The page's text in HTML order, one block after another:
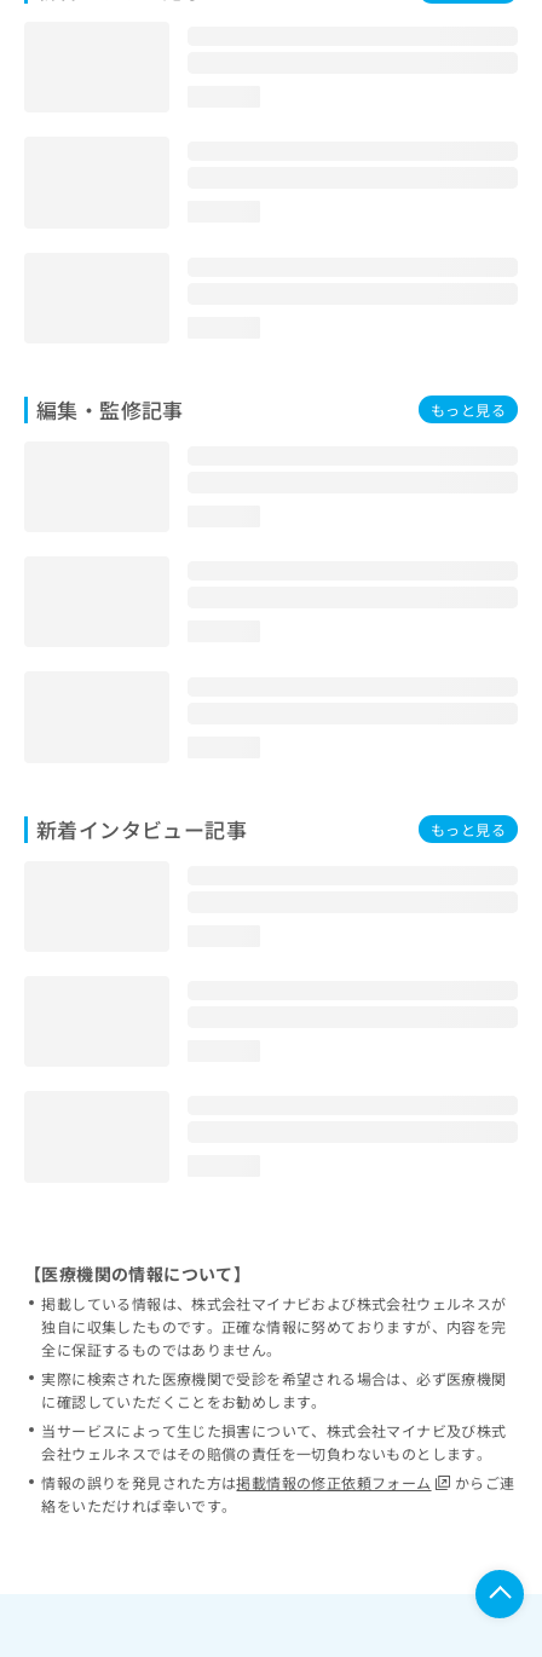
編集・監修記事 もっと見る
新着インタビュー記事 もっと見る
【医療機関の情報について】
掲載している情報は、株式会社マイナビおよび株式会社ウェルネスが
独自に収集したものです。正確な情報に努めておりますが、内容を完
全に保証するものではありません。
実際に検索された医療機関で受診を希望される場合は、必ず医療機関
に確認していただくことをお勧めします。
当サービスによって生じた損害について、株式会社マイナビ及び株式
会社ウェルネスではその賠償の責任を一切負わないものとします。
情報の誤りを発見された方は掲載情報の修正依頼フォーム
からご連
絡をいただければ幸いです。